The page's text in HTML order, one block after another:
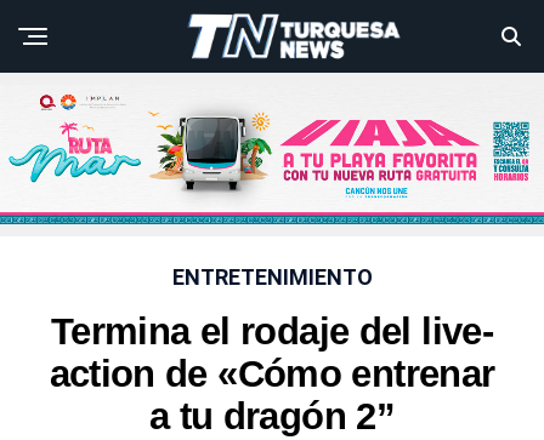
ENTRETENIMIENTO
Termina el rodaje del live-
action de «Cómo entrenar
a tu dragón 2”